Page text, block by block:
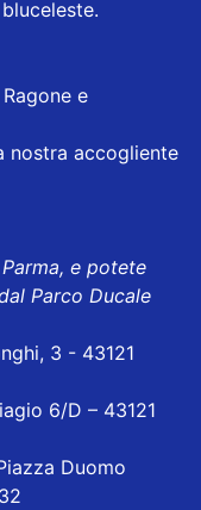
e
nostra accogliente
e potete
Parco Ducale
3 - 43121
6/D – 43121
Duomo